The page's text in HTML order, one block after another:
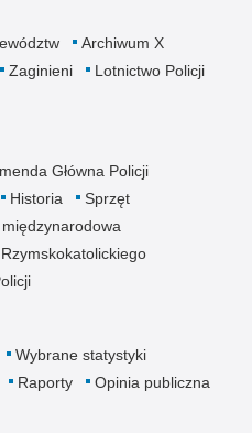
Archiwum X
Zaginieni
Lotnictwo Policji
Główna Policji
Historia
Sprzęt
międzynarodowa
Wybrane statystyki
Raporty Opinia publiczna